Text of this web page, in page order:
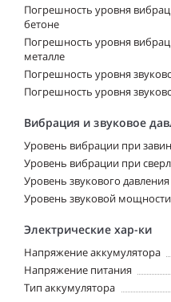
Погрешность уровня
бетоне
Погрешность уровня
металле
Погрешность уровня
Погрешность уровня
Вибрация и звуковое
Уровень вибрации при
Уровень вибрации при
Уровень звукового давления
Уровень звуковой мощности
Электрические хар-ки
Напряжение аккумулятора
Напряжение питания
Тип аккумулятора